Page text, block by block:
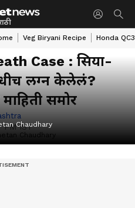
Veg Biryani Recipe Honda
Case : सिया-
लग्न केलेलं?
समोर
PM IST
Chaudhary